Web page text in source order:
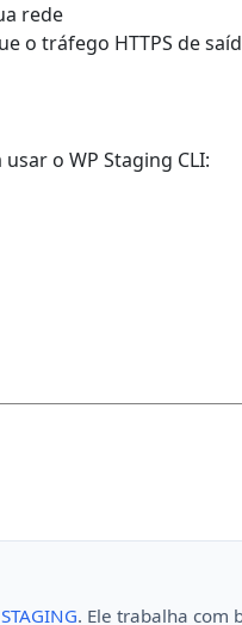
rede
o tráfego HTTPS de
o WP Staging CLI:
. Ele trabalha com